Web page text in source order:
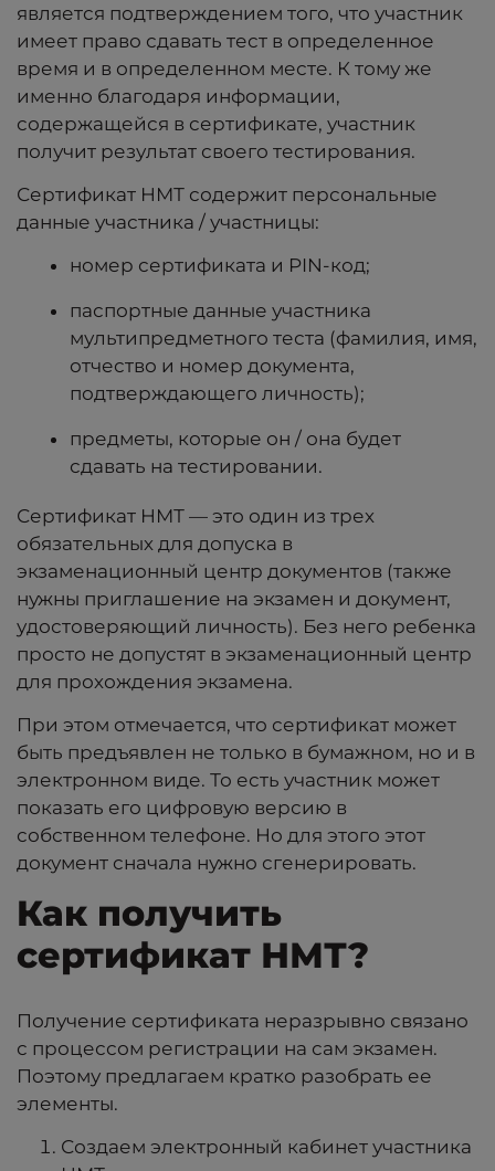
является подтверждением того, что участник
имеет право сдавать тест в определенное
время и в определенном месте. К тому же
именно благодаря информации,
содержащейся в сертификате, участник
получит результат своего тестирования.
Сертификат НМТ содержит персональные
данные участника / участницы:
номер сертификата и PIN-код;
паспортные данные участника
мультипредметного теста (фамилия, имя,
отчество и номер документа,
подтверждающего личность);
предметы, которые он / она будет
сдавать на тестировании.
Сертификат НМТ — это один из трех
обязательных для допуска в
экзаменационный центр документов (также
нужны приглашение на экзамен и документ,
удостоверяющий личность). Без него ребенка
просто не допустят в экзаменационный центр
для прохождения экзамена.
При этом отмечается, что сертификат может
быть предъявлен не только в бумажном, но и в
электронном виде. То есть участник может
показать его цифровую версию в
собственном телефоне. Но для этого этот
документ сначала нужно сгенерировать.
Как получить
сертификат НМТ?
Получение сертификата неразрывно связано
с процессом регистрации на сам экзамен.
Поэтому предлагаем кратко разобрать ее
элементы.
Создаем электронный кабинет участника